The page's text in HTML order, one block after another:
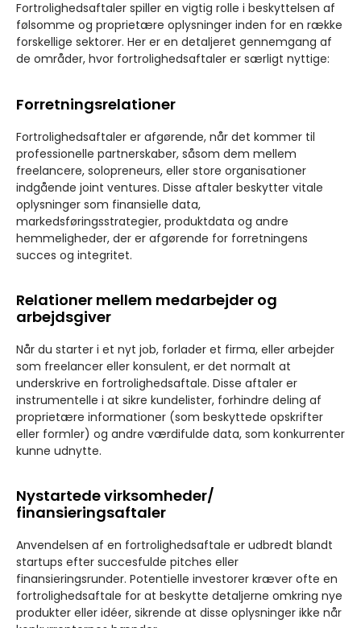
Fortrolighedsaftaler spiller en vigtig rolle i beskyttelsen af
følsomme og proprietære oplysninger inden for en række
forskellige sektorer. Her er en detaljeret gennemgang af
de områder, hvor fortrolighedsaftaler er særligt nyttige:
Forretningsrelationer
Fortrolighedsaftaler er afgørende, når det kommer til
professionelle partnerskaber, såsom dem mellem
freelancere, solopreneurs, eller store organisationer
indgående joint ventures. Disse aftaler beskytter vitale
oplysninger som finansielle data,
markedsføringsstrategier, produktdata og andre
hemmeligheder, der er afgørende for forretningens
succes og integritet.
Relationer mellem medarbejder og
arbejdsgiver
Når du starter i et nyt job, forlader et firma, eller arbejder
som freelancer eller konsulent, er det normalt at
underskrive en fortrolighedsaftale. Disse aftaler er
instrumentelle i at sikre kundelister, forhindre deling af
proprietære informationer (som beskyttede opskrifter
eller formler) og andre værdifulde data, som konkurrenter
kunne udnytte.
Nystartede virksomheder/
finansieringsaftaler
Anvendelsen af en fortrolighedsaftale er udbredt blandt
startups efter succesfulde pitches eller
finansieringsrunder. Potentielle investorer kræver ofte en
fortrolighedsaftale for at beskytte detaljerne omkring nye
produkter eller idéer, sikrende at disse oplysninger ikke når